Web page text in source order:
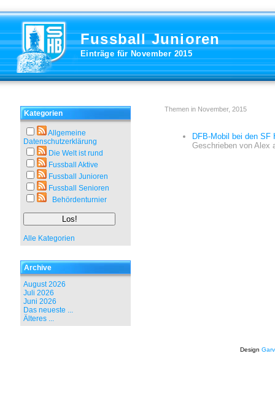
Fussball Junioren
Einträge für November 2015
Kategorien
Allgemeine
Datenschutzerklärung
Die Welt ist rund
Fussball Aktive
Fussball Junioren
Fussball Senioren
Behördenturnier
Alle Kategorien
Archive
August 2026
Juli 2026
Juni 2026
Das neueste ...
Älteres ...
Themen in November, 2015
DFB-Mobil bei den SF
Geschrieben von Alex
Design